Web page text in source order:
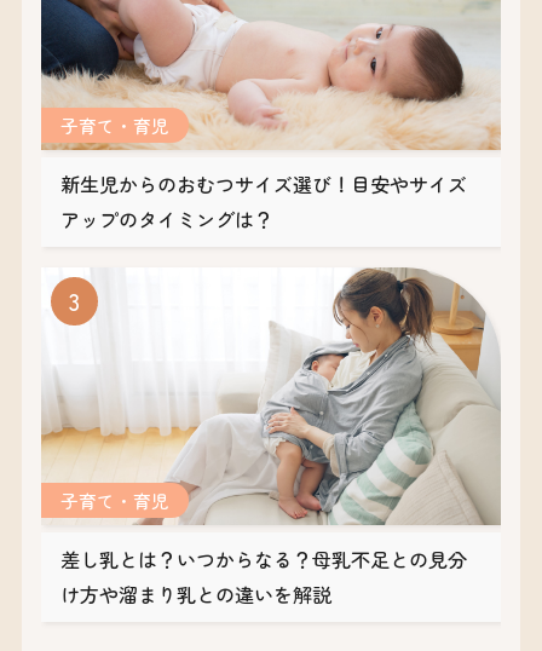
新生児からのおむつサイズ選び！目安やサイズ
アップのタイミングは？
子育て・育児
差し乳とは？いつからなる？母乳不足との見分
け方や溜まり乳との違いを解説
子育て・育児